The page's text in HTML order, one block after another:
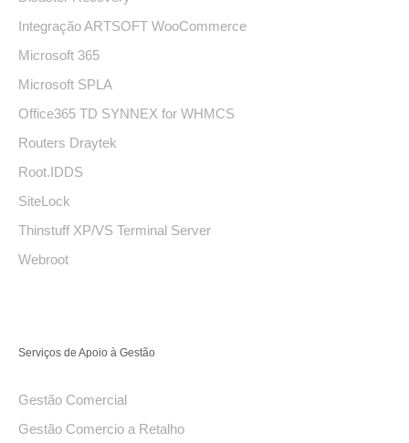
Integração ARTSOFT WooCommerce
Microsoft 365
Microsoft SPLA
Office365 TD SYNNEX for WHMCS
Routers Draytek
Root.IDDS
SiteLock
Thinstuff XP/VS Terminal Server
Webroot
Serviços de Apoio à Gestão
Gestão Comercial
Gestão Comercio a Retalho